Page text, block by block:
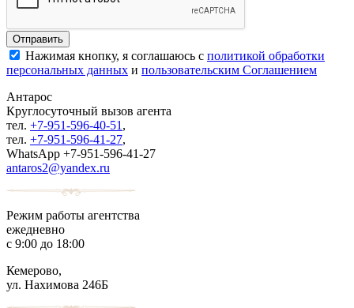
Нажимая кнопку, я соглашаюсь с политикой обработки
персональных данных и пользовательским Соглашением
Антарос
Круглосуточный вызов агента
тел. +7-951-596-40-51 ,
тел. +7-951-596-41-27,
WhatsApp +7-951-596-41-27
antaros2@yandex.ru
Режим работы агентства
ежедневно
с 9:00 до 18:00
Кемерово,
ул. Нахимова 246Б